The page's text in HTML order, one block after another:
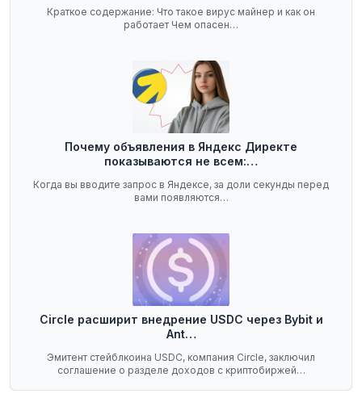
Краткое содержание: Что такое вирус майнер и как он
работает Чем опасен…
Почему объявления в Яндекс Директе
показываются не всем:…
Когда вы вводите запрос в Яндексе, за доли секунды перед
вами появляются…
Circle расширит внедрение USDC через Bybit и
Ant…
Эмитент стейблкоина USDC, компания Circle, заключил
соглашение о разделе доходов с криптобиржей…